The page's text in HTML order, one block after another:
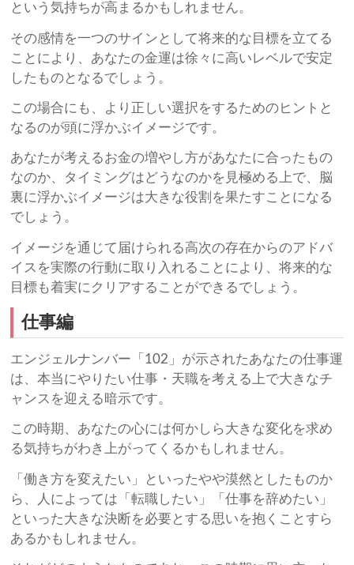
という気持ちが高まるかもしれません。
その感情を一つのサインとして将来的な目標を立てる
ことにより、あなたの金運は徐々に高いレベルで安定
したものとなるでしょう。
この場合にも、より正しい選択をするためのヒントと
なるのが頭に浮かぶイメージです。
あなたが考えるお金の増やし方があなたに合ったもの
なのか、タイミングはどうなのかを見極める上で、脳
裏に浮かぶイメージは大きな役割を果たすことになる
でしょう。
イメージを通じて届けられる高次の存在からのアドバ
イスを実際の行動に取り入れることにより、将来的な
目標も着実にクリアすることができるでしょう。
仕事編
エンジェルナンバー「102」が示されたあなたの仕事運
は、本当にやりたい仕事・天職を考える上で大きなチ
ャンスを迎える暗示です。
この時期、あなたの心には何かしら大きな変化を求め
る気持ちがわき上がってくるかもしれません。
「働き方を変えたい」といったやや漠然としたものか
ら、人によっては「転職したい」「仕事を辞めたい」
といった大きな決断を必要とする思いを抱くことすら
あるかもしれません。